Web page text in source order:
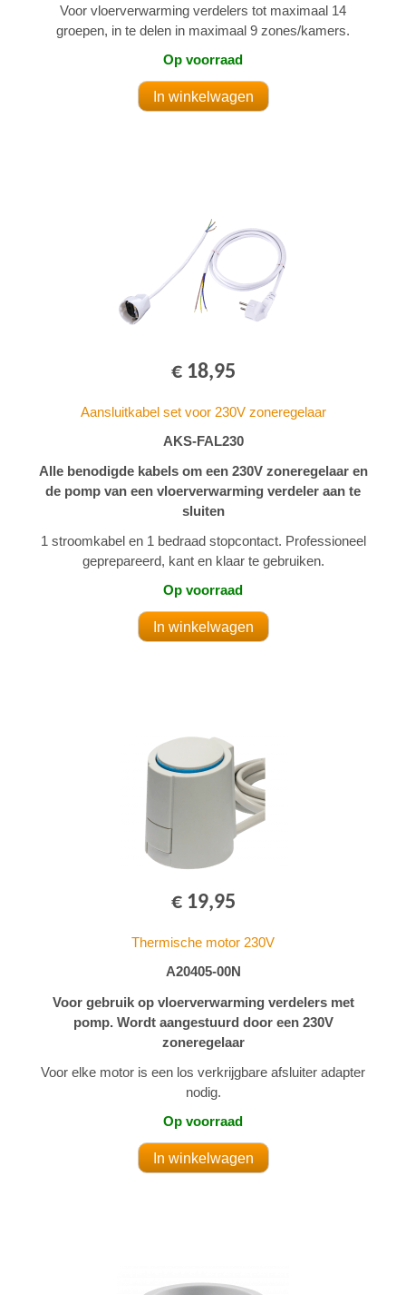
Voor vloerverwarming verdelers tot maximaal 14
groepen, in te delen in maximaal 9 zones/kamers.
Op voorraad
€ 18,95
Aansluitkabel set voor 230V zoneregelaar
AKS-FAL230
Alle benodigde kabels om een 230V zoneregelaar en
de pomp van een vloerverwarming verdeler aan te
sluiten
1 stroomkabel en 1 bedraad stopcontact. Professioneel
geprepareerd, kant en klaar te gebruiken.
Op voorraad
€ 19,95
Thermische motor 230V
A20405-00N
Voor gebruik op vloerverwarming verdelers met
pomp. Wordt aangestuurd door een 230V
zoneregelaar
Voor elke motor is een los verkrijgbare afsluiter adapter
nodig.
Op voorraad